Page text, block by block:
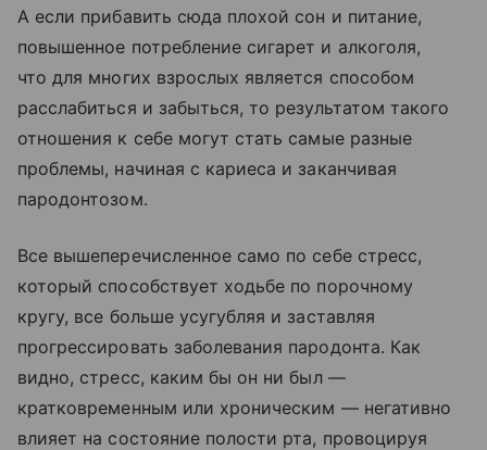
А если прибавить сюда плохой сон и питание,
повышенное потребление сигарет и алкоголя,
что для многих взрослых является способом
расслабиться и забыться, то результатом такого
отношения к себе могут стать самые разные
проблемы, начиная с кариеса и заканчивая
пародонтозом.
Все вышеперечисленное само по себе стресс,
который способствует ходьбе по порочному
кругу, все больше усугубляя и заставляя
прогрессировать заболевания пародонта. Как
видно, стресс, каким бы он ни был —
кратковременным или хроническим — негативно
влияет на состояние полости рта, провоцируя